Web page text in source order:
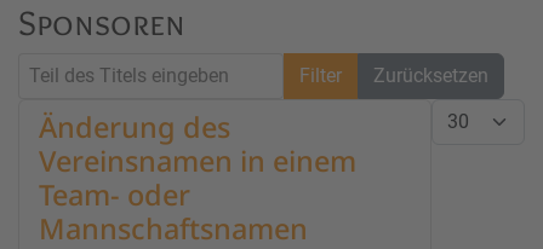
Sponsoren
Teil des Titels eingeben
Filter Zurücksetzen
Anzeige #
Änderung des
Vereinsnamen in einem
Team- oder
Mannschaftsnamen